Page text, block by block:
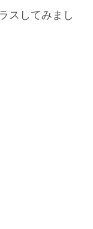
スしてみまし